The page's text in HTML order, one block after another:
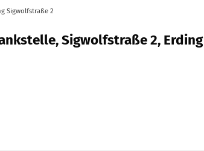
Sigwolfstraße 2
Sigwolfstraße 2, Erding